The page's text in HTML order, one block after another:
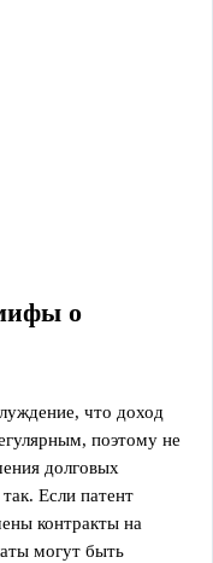
о
что доход
поэтому не
долговых
Если патент
контракты на
могут быть